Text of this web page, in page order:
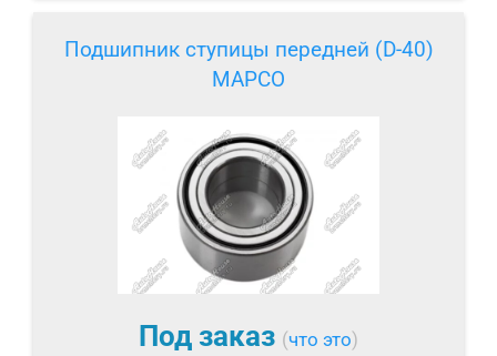
Подшипник ступицы передней (D-40)
MAPCO
Под заказ (что это)